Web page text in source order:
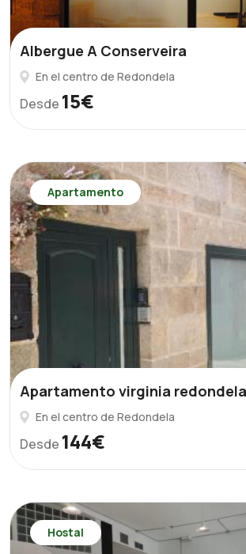
Albergue A Conserveira
En el centro de Redondela
Desde 15€
Apartamento
Apartamento virginia redondela
En el centro de Redondela
Desde 144€
Hostal